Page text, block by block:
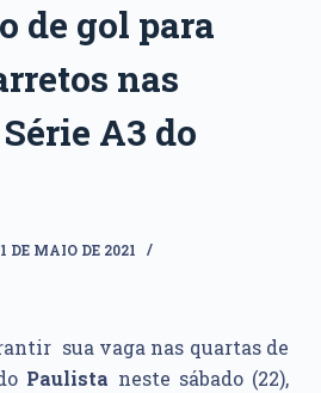
de gol para
nas
A3 do
DE MAIO DE 2021
sua vaga nas quartas de
Paulista neste sábado (22),